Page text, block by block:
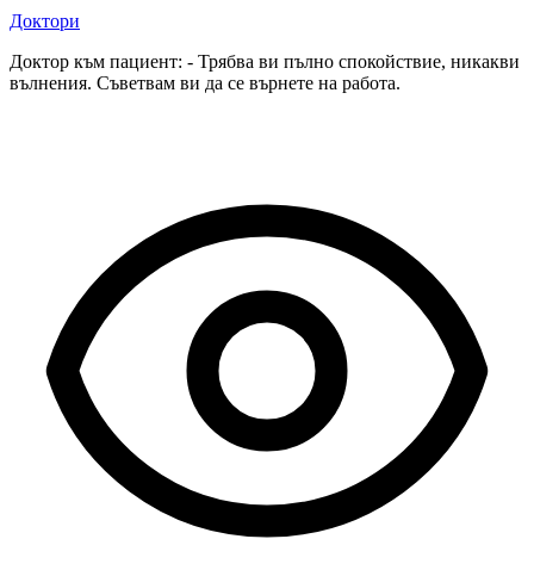
Доктори
Доктор към пациент: - Трябва ви пълно спокойствие, никакви
вълнения. Съветвам ви да се върнете на работа.